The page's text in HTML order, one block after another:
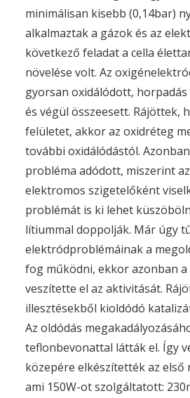
minimálisan kisebb (0,14bar)
alkalmaztak a gázok és az
következő feladat a cella
növelése volt. Az
gyorsan oxidálódott,
és végül összeesett. Rájöttek,
felületet, akkor az oxidréteg
további oxidálódástól.
probléma adódott, miszerint
elektromos szigetelőként
problémát is ki lehet
lítiummal doppolják. Már úgy
elektródproblémáinak a
fog működni, ekkor azonban
veszítette el az aktivitását.
illesztésekből kioldódó
Az oldódás
teflonbevonattal látták el. Így
közepére elkészítették az első
ami 150W-ot szolgáltatott: